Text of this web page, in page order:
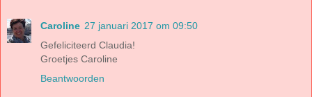
Caroline 27 januari 2017 om 09:50
Gefeliciteerd Claudia!
Groetjes Caroline
Beantwoorden